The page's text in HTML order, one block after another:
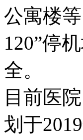
公寓楼
120”停
全。
目前医
划于